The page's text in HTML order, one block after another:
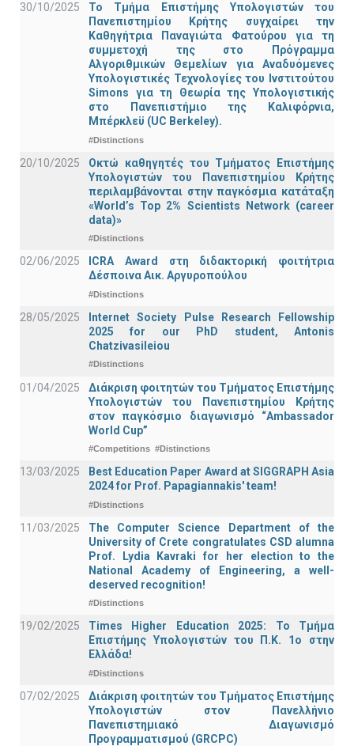
30/10/2025
Το Τμήμα Επιστήμης Υπολογιστών του
Πανεπιστημίου Κρήτης συγχαίρει την
Καθηγήτρια Παναγιώτα Φατούρου για τη
συμμετοχή της στο Πρόγραμμα
Αλγοριθμικών Θεμελίων για Αναδυόμενες
Υπολογιστικές Τεχνολογίες του Ινστιτούτου
Simons για τη Θεωρία της Υπολογιστικής
στο Πανεπιστήμιο της Καλιφόρνια,
Μπέρκλεϋ (UC Berkeley).
#Distinctions
20/10/2025
Οκτώ καθηγητές του Τμήματος Επιστήμης
Υπολογιστών του Πανεπιστημίου Κρήτης
περιλαμβάνονται στην παγκόσμια κατάταξη
«World’s Top 2% Scientists Network (career
data)»
#Distinctions
02/06/2025
ICRA Award στη διδακτορική φοιτήτρια
Δέσποινα Αικ. Αργυροπούλου
#Distinctions
28/05/2025
Internet Society Pulse Research Fellowship
2025 for our PhD student, Antonis
Chatzivasileiou
#Distinctions
01/04/2025
Διάκριση φοιτητών του Τμήματος Επιστήμης
Υπολογιστών του Πανεπιστημίου Κρήτης
στον παγκόσμιο διαγωνισμό “Ambassador
World Cup”
#Competitions #Distinctions
13/03/2025
Best Education Paper Award at SIGGRAPH Asia
2024 for Prof. Papagiannakis' team!
#Distinctions
11/03/2025
The Computer Science Department of the
University of Crete congratulates CSD alumna
Prof. Lydia Kavraki for her election to the
National Academy of Engineering, a well-
deserved recognition!
#Distinctions
19/02/2025
Times Higher Education 2025: Το Τμήμα
Επιστήμης Υπολογιστών του Π.Κ. 1ο στην
Ελλάδα!
#Distinctions
07/02/2025
Διάκριση φοιτητών του Τμήματος Επιστήμης
Υπολογιστών στον Πανελλήνιο
Πανεπιστημιακό Διαγωνισμό
Προγραμματισμού (GRCPC)